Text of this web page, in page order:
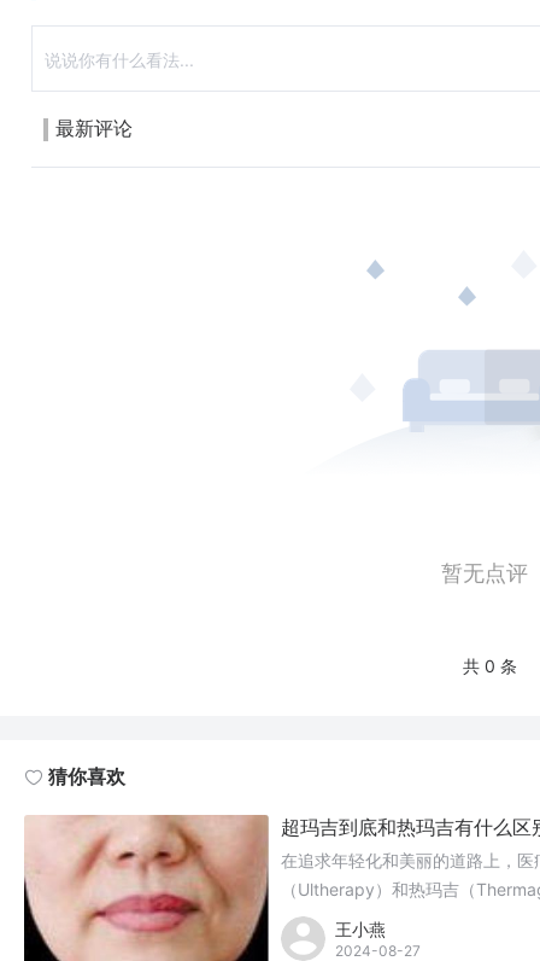
最新评论
暂无点评
共 0 条
猜你喜欢
超玛吉到底和热玛吉有什么区
在追求年轻化和美丽的道路上，
（Ultherapy）和热玛吉（
们都旨在改善皮肤松弛，减少细
王小燕
2024-08-27